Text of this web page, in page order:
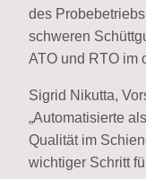
des
schweren
ATO und RTO im
Sigrid Nikutta,
„Automatisierte
Qualität im
wichtiger Schritt